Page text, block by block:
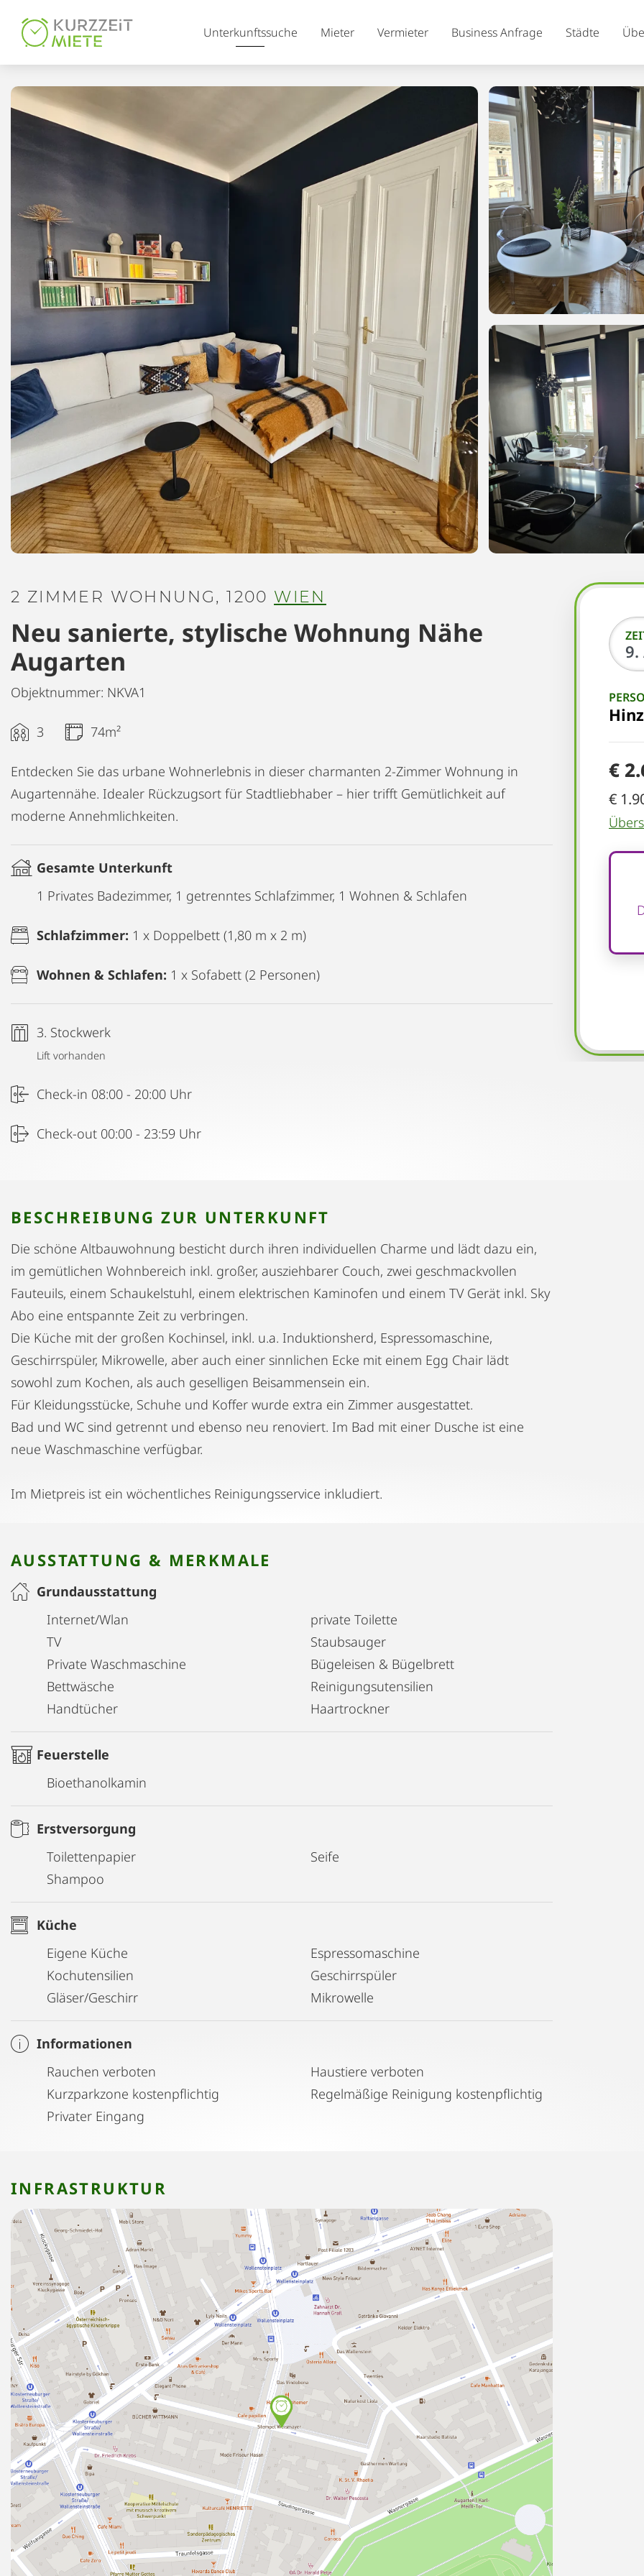
Unterkunftssuche Mieter Vermieter Business Anfrage Städte
€
€
2 ZIMMER WOHNUNG, 1200 WIEN
Neu sanierte, stylische Wohnung Nähe
Augarten
Objektnummer: NKVA1
3 74m²
Entdecken Sie das urbane Wohnerlebnis in dieser charmanten 2-Zimmer Wohnung in
Augartennähe. Idealer Rückzugsort für Stadtliebhaber – hier trifft Gemütlichkeit auf
moderne Annehmlichkeiten.
Gesamte Unterkunft
1 Privates Badezimmer, 1 getrenntes Schlafzimmer, 1 Wohnen & Schlafen
Schlafzimmer: 1 x Doppelbett (1,80 m x 2 m)
Wohnen & Schlafen: 1 x Sofabett (2 Personen)
3. Stockwerk
Lift vorhanden
Check-in 08:00 - 20:00 Uhr
Check-out 00:00 - 23:59 Uhr
BESCHREIBUNG ZUR UNTERKUNFT
Die schöne Altbauwohnung besticht durch ihren individuellen Charme und lädt dazu ein,
im gemütlichen Wohnbereich inkl. großer, ausziehbarer Couch, zwei geschmackvollen
Fauteuils, einem Schaukelstuhl, einem elektrischen Kaminofen und einem TV Gerät inkl. Sky
Abo eine entspannte Zeit zu verbringen.
Die Küche mit der großen Kochinsel, inkl. u.a. Induktionsherd, Espressomaschine,
Geschirrspüler, Mikrowelle, aber auch einer sinnlichen Ecke mit einem Egg Chair lädt
sowohl zum Kochen, als auch geselligen Beisammensein ein.
Für Kleidungsstücke, Schuhe und Koffer wurde extra ein Zimmer ausgestattet.
Bad und WC sind getrennt und ebenso neu renoviert. Im Bad mit einer Dusche ist eine
neue Waschmaschine verfügbar.
Im Mietpreis ist ein wöchentliches Reinigungsservice inkludiert.
AUSSTATTUNG & MERKMALE
Grundausstattung
Internet/Wlan
TV
Private Waschmaschine
Bettwäsche
Handtücher
private Toilette
Staubsauger
Bügeleisen & Bügelbrett
Reinigungsutensilien
Haartrockner
Feuerstelle
Bioethanolkamin
Erstversorgung
Toilettenpapier
Shampoo
Seife
Küche
Eigene Küche
Kochutensilien
Gläser/Geschirr
Espressomaschine
Geschirrspüler
Mikrowelle
Informationen
Rauchen verboten
Kurzparkzone kostenpflichtig
Privater Eingang
Haustiere verboten
Regelmäßige Reinigung kostenpflichtig
INFRASTRUKTUR